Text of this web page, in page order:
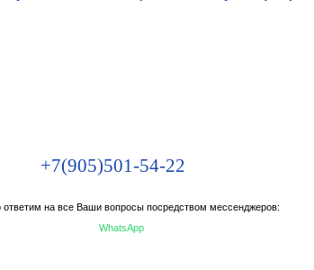
+7(905)501-54-22
ответим на все Ваши вопросы посредством мессенджеров:
WhatsApp